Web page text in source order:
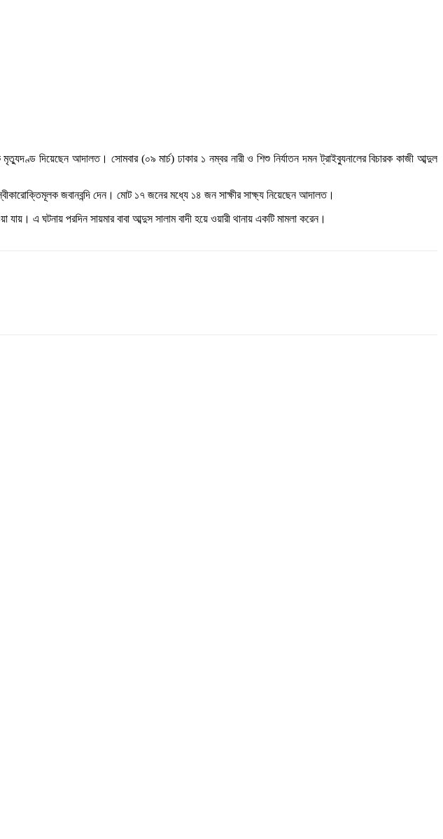
দিয়েছেন আদালত। সোমবার (০৯ মার্চ) ঢাকার ১ নম্বর নারী ও শিশু নির্যাতন দমন ট্রাইব্যুনালের বিচারক কাজী আব্দুল
জবানবন্দি দেন। মোট ১৭ জনের মধ্যে ১৪ জন সাক্ষীর সাক্ষ্য নিয়েছেন আদালত।
এ ঘটনায় পরদিন সায়মার বাবা আব্দুস সালাম বাদী হয়ে ওয়ারী থানায় একটি মামলা করেন।